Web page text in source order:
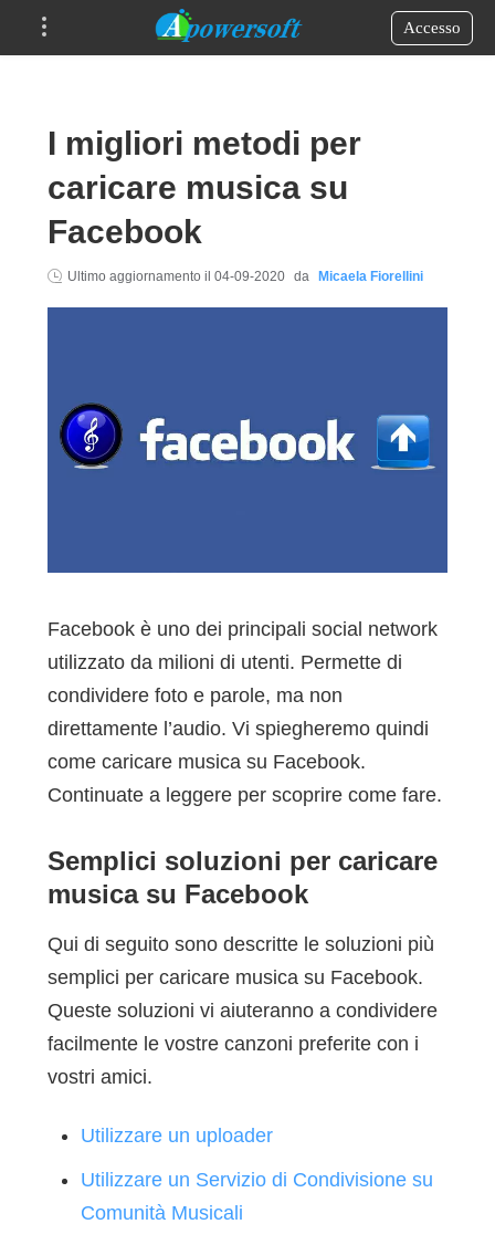
Accesso
I migliori metodi per
caricare musica su
Facebook
Ultimo aggiornamento il 04-09-2020 da Micaela Fiorellini
Facebook è uno dei principali social network
utilizzato da milioni di utenti. Permette di
condividere foto e parole, ma non
direttamente l’audio. Vi spiegheremo quindi
come caricare musica su Facebook.
Continuate a leggere per scoprire come fare.
Semplici soluzioni per caricare
musica su Facebook
Qui di seguito sono descritte le soluzioni più
semplici per caricare musica su Facebook.
Queste soluzioni vi aiuteranno a condividere
facilmente le vostre canzoni preferite con i
vostri amici.
Utilizzare un uploader
Utilizzare un Servizio di Condivisione su
Comunità Musicali